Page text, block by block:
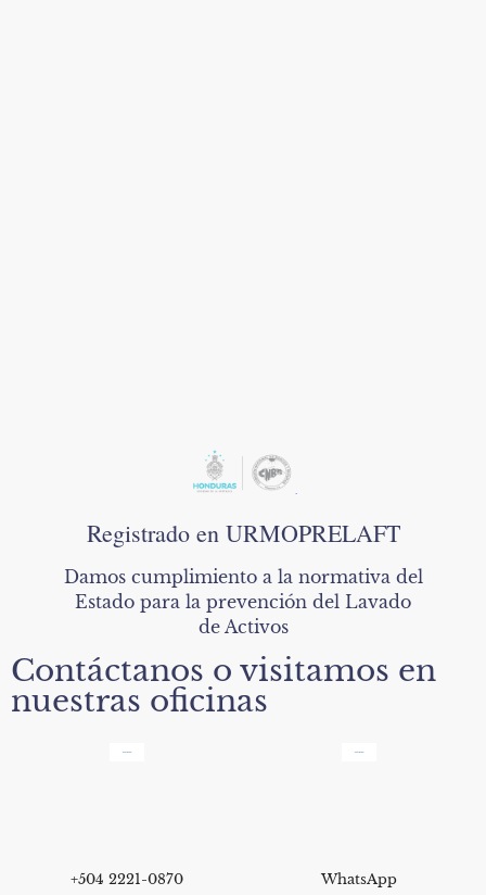
Registrado en URMOPRELAFT
Damos cumplimiento a la normativa del
Estado para la prevención del Lavado
de Activos
Contáctanos o visitamos en
nuestras oficinas
+504 2221-0870 WhatsApp